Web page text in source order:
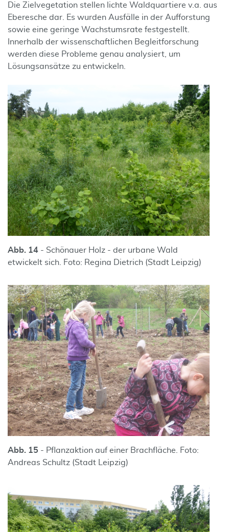
Die Zielvegetation stellen lichte Waldquartiere v.a. aus
Eberesche dar. Es wurden Ausfälle in der Aufforstung
sowie eine geringe Wachstumsrate festgestellt.
Innerhalb der wissenschaftlichen Begleitforschung
werden diese Probleme genau analysiert, um
Lösungsansätze zu entwickeln.
Abb. 14 - Schönauer Holz - der urbane Wald
etwickelt sich. Foto: Regina Dietrich (Stadt Leipzig)
Abb. 15 - Pflanzaktion auf einer Brachfläche. Foto:
Andreas Schultz (Stadt Leipzig)